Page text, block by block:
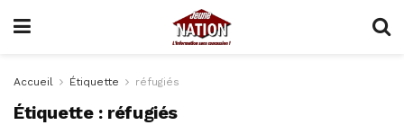
Accueil Étiquette réfugiés
Étiquette : réfugiés